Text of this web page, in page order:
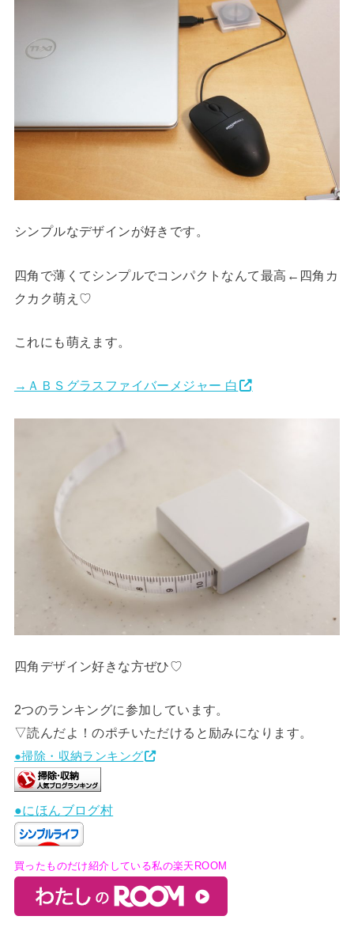
シンプルなデザインが好きです。
四角で薄くてシンプルでコンパクトなんて最高←四角カ
クカク萌え♡
これにも萌えます。
→ＡＢＳグラスファイバーメジャー 白
四角デザイン好きな方ぜひ♡
2つのランキングに参加しています。
▽読んだよ！のポチいただけると励みになります。
●掃除・収納ランキング
●にほんブログ村
買ったものだけ紹介している私の楽天ROOM